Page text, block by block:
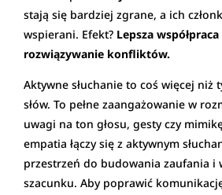
stają się bardziej zgrane, a ich
wspierani. Efekt? Lepsza
rozwiązywanie konfliktów.
Aktywne słuchanie to coś więcej niż
słów. To pełne zaangażowanie w
uwagi na ton głosu, gesty czy
empatia łączy się z aktywnym
przestrzeń do budowania zaufania i
szacunku. Aby poprawić